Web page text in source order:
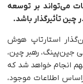
می‌تواند بر توسعه
تأثیرگذار باشد.
استارتاپ هوش
جین‌پینگ، رهبر چین،
انجام خواهد شد که
اطلاعات موجود،